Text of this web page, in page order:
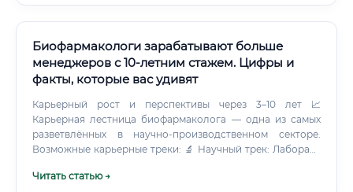
Биофармакологи зарабатывают больше
менеджеров с 10-летним стажем. Цифры и
факты, которые вас удивят
Карьерный рост и перспективы через 3–10 лет 📈
Карьерная лестница биофармаколога — одна из самых
разветвлённых в научно-производственном секторе.
Возможные карьерные треки: 🔬 Научный трек: Лаборант
Ведущий научный сотрудник → Руководитель научного
Читать статью →